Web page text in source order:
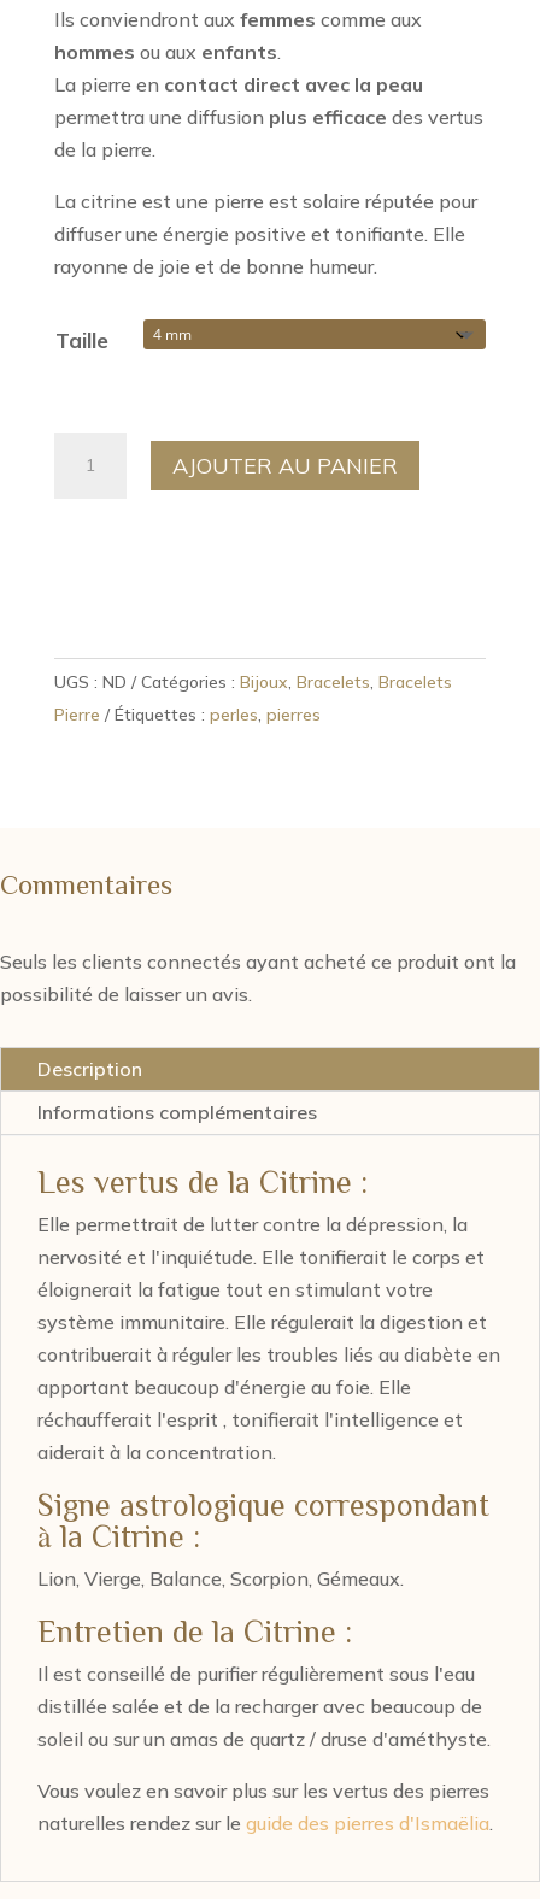
Ils conviendront aux femmes comme aux
hommes ou aux enfants.
La pierre en contact direct avec la peau
permettra une diffusion plus efficace des vertus
de la pierre.
La citrine est une pierre est solaire réputée pour
diffuser une énergie positive et tonifiante. Elle
rayonne de joie et de bonne humeur.
Taille
AJOUTER AU PANIER
UGS : ND Catégories : Bijoux, Bracelets, Bracelets
Pierre
Étiquettes : perles, pierres
Commentaires
Seuls les clients connectés ayant acheté ce produit ont la
possibilité de laisser un avis.
Description
Informations complémentaires
Les vertus de la Citrine :
Elle permettrait de lutter contre la dépression, la
nervosité et l'inquiétude. Elle tonifierait le corps et
éloignerait la fatigue tout en stimulant votre
système immunitaire. Elle régulerait la digestion et
contribuerait à réguler les troubles liés au diabète en
apportant beaucoup d'énergie au foie. Elle
réchaufferait l'esprit , tonifierait l'intelligence et
aiderait à la concentration.
Signe astrologique correspondant
à la Citrine :
Lion, Vierge, Balance, Scorpion, Gémeaux.
Entretien de la Citrine :
Il est conseillé de purifier régulièrement sous l'eau
distillée salée et de la recharger avec beaucoup de
soleil ou sur un amas de quartz / druse d'améthyste.
Vous voulez en savoir plus sur les vertus des pierres
naturelles rendez sur le guide des pierres d'Ismaëlia.